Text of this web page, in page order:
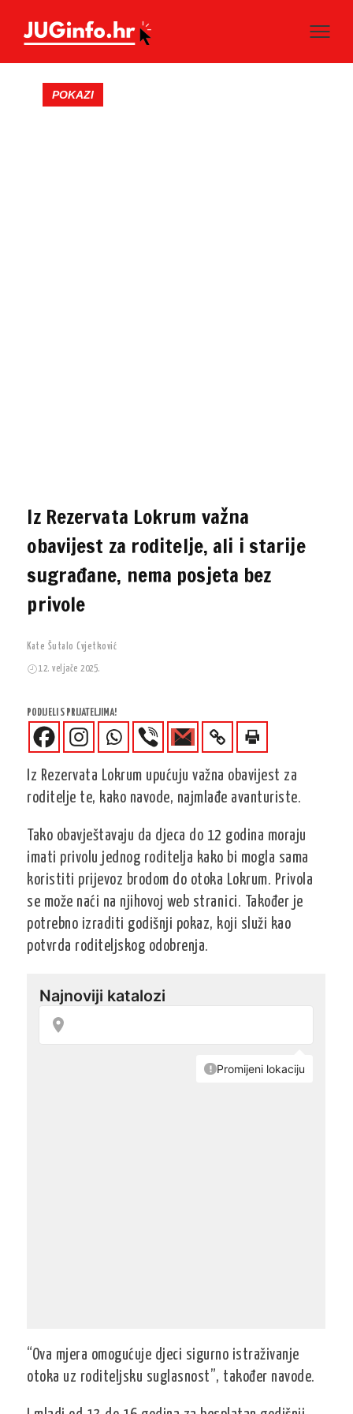
POKAZI
Iz Rezervata Lokrum važna
obavijest za roditelje, ali i starije
sugrađane, nema posjeta bez
privole
Kate Šutalo Cvjetković
12. veljače 2025.
PODIJELI S PRIJATELJIMA!
Iz Rezervata Lokrum upućuju važna obavijest za
roditelje te, kako navode, najmlađe avanturiste.
Tako obavještavaju da djeca do 12 godina moraju
imati privolu jednog roditelja kako bi mogla sama
koristiti prijevoz brodom do otoka Lokrum. Privola
se može naći na njihovoj web stranici. Također je
potrebno izraditi godišnji pokaz, koji služi kao
potvrda roditeljskog odobrenja.
“Ova mjera omogućuje djeci sigurno istraživanje
otoka uz roditeljsku suglasnost”, također navode.